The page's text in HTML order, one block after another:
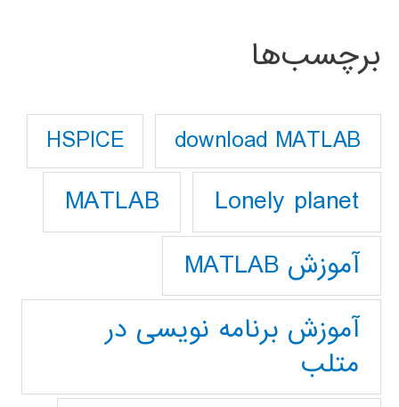
برچسب‌ها
download MATLAB
HSPICE
Lonely planet
MATLAB
آموزش MATLAB
آموزش برنامه نویسی در
متلب